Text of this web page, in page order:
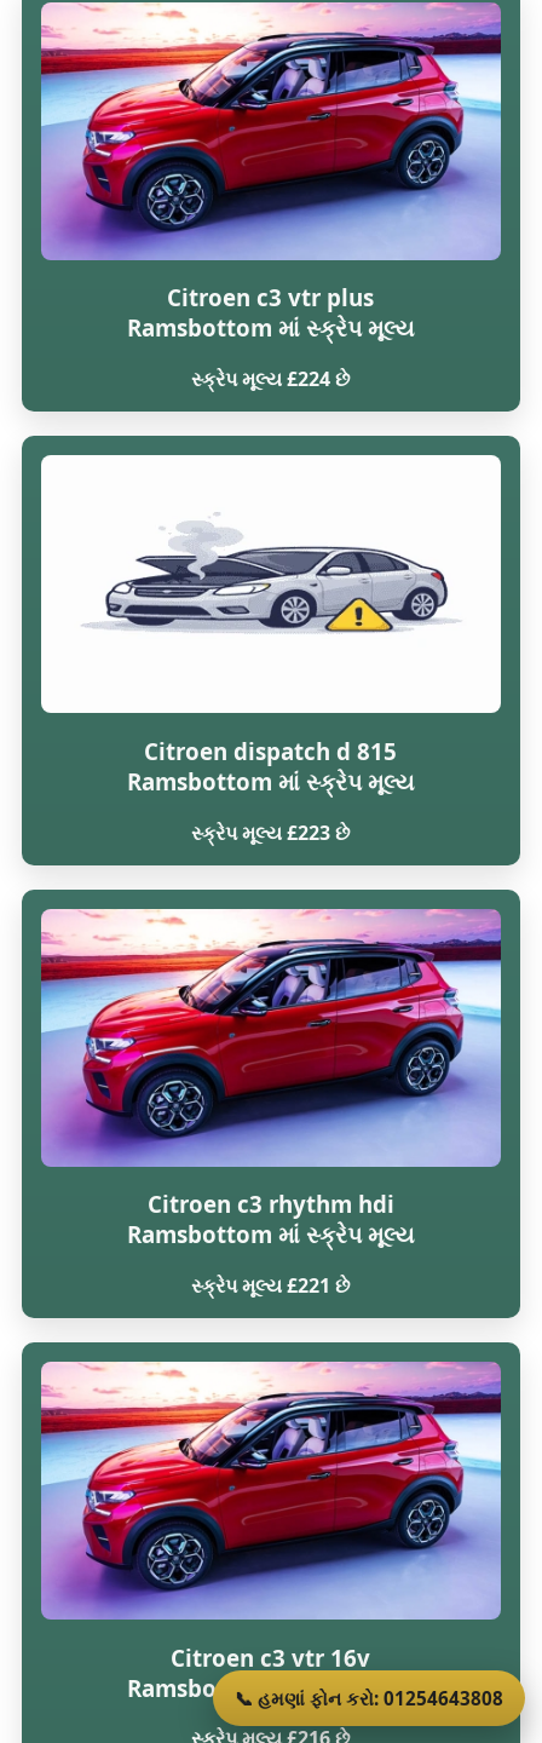
Citroen c3 vtr plus
Ramsbottom માં સ્ક્રેપ મૂલ્ય
સ્ક્રેપ મૂલ્ય £224 છે
Citroen dispatch d 815
Ramsbottom માં સ્ક્રેપ મૂલ્ય
સ્ક્રેપ મૂલ્ય £223 છે
Citroen c3 rhythm hdi
Ramsbottom માં સ્ક્રેપ મૂલ્ય
સ્ક્રેપ મૂલ્ય £221 છે
Citroen c3 vtr 16v
Ramsbottom માં સ્ક્રેપ મૂલ્ય
📞 હમણાં ફોન કરો: 01254643808